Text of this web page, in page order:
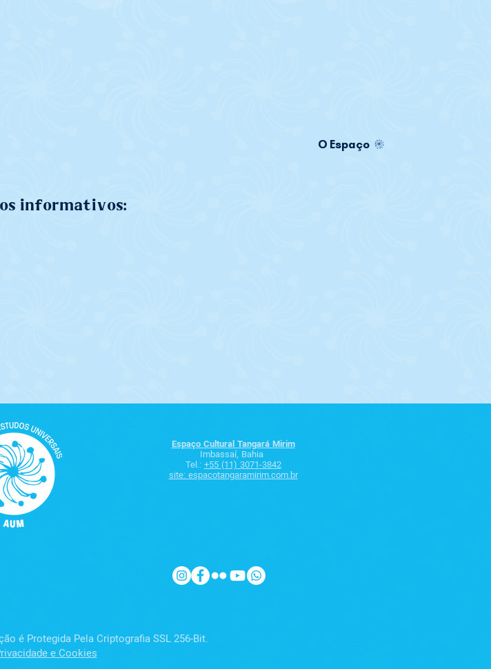
O Espaço
informativos:
Espaço Cultural Tangará Mirim
Imbassaí, Bahia
Tel.: +55 (11) 3071-3842
site: espacotangaramirim.com.br
é Protegida Pela Criptografia SSL 256-Bit.
e Cookies